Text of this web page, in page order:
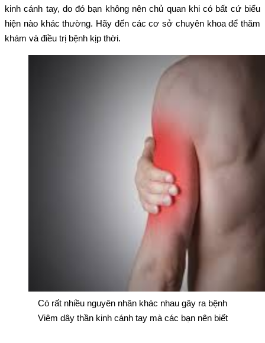
kinh cánh tay, do đó bạn không nên chủ quan khi có bất cứ biểu
hiện nào khác thường. Hãy đến các cơ sở chuyên khoa để thăm
khám và điều trị bệnh kịp thời.
Có rất nhiều nguyên nhân khác nhau gây ra bệnh
Viêm dây thần kinh cánh tay mà các bạn nên biết